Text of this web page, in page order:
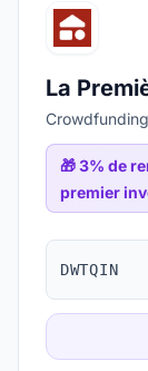
La
🎁3% de
premier
DWTQIN